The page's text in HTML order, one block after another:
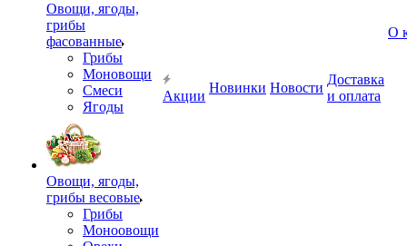
Овощи, ягоды,
грибы
фасованные
Грибы
Моновощи
Смеси
Ягоды
Овощи, ягоды,
грибы весовые
Грибы
Моноовощи
Акции
Новинки Новости
Доставка
и оплата
О